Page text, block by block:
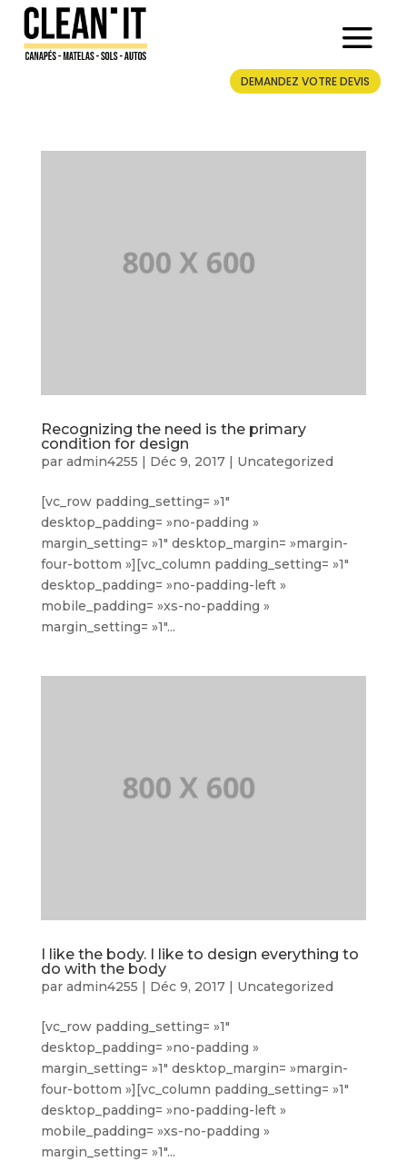
DEMANDEZ VOTRE DEVIS
Recognizing the need is the primary
condition for design
par admin4255 | Déc 9, 2017| Uncategorized
[vc_row padding_setting= »1″
desktop_padding= »no-padding »
margin_setting= »1″ desktop_margin= »margin-
four-bottom »][vc_column padding_setting= »1″
desktop_padding= »no-padding-left »
mobile_padding= »xs-no-padding »
margin_setting= »1″...
I like the body. I like to design everything to
do with the body
par admin4255 | Déc 9, 2017| Uncategorized
[vc_row padding_setting= »1″
desktop_padding= »no-padding »
margin_setting= »1″ desktop_margin= »margin-
four-bottom »][vc_column padding_setting= »1″
desktop_padding= »no-padding-left »
mobile_padding= »xs-no-padding »
margin_setting= »1″...